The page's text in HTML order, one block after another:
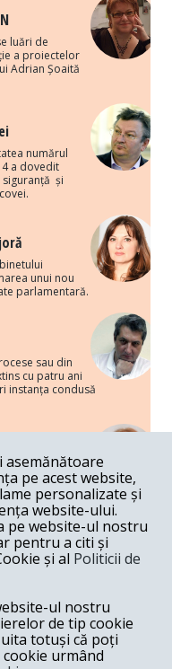
luări de
a proiectelor
Adrian Șoaită
numărul
a dovedit
siguranță și
unui nou
parlamentară.
sau din
cu patru ani
instanța condusă
falsă a
fapt, ascunde
unor caste.
românilor
care lansează
care deranjează un
moment.
asemănătoare
pe acest website,
personalizate și
website-ului.
pe website-ul nostru
pentru a citi și
și al Politicii de
ul nostru
de tip cookie
totuși că poți
urmând